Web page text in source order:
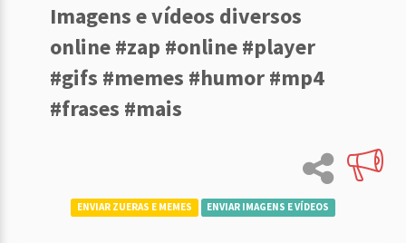
Imagens e vídeos diversos
online #zap #online #player
#gifs #memes #humor #mp4
#frases #mais
ENVIAR ZUERAS E MEMES ENVIAR IMAGENS E VÍDEOS